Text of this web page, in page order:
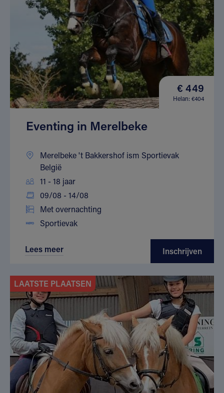
€ 449
Helan: €404
Eventing in Merelbeke
Merelbeke 't Bakkershof ism Sportievak
België
11 - 18 jaar
09/08 - 14/08
Met overnachting
Sportievak
Lees meer Inschrijven
LAATSTE PLAATSEN